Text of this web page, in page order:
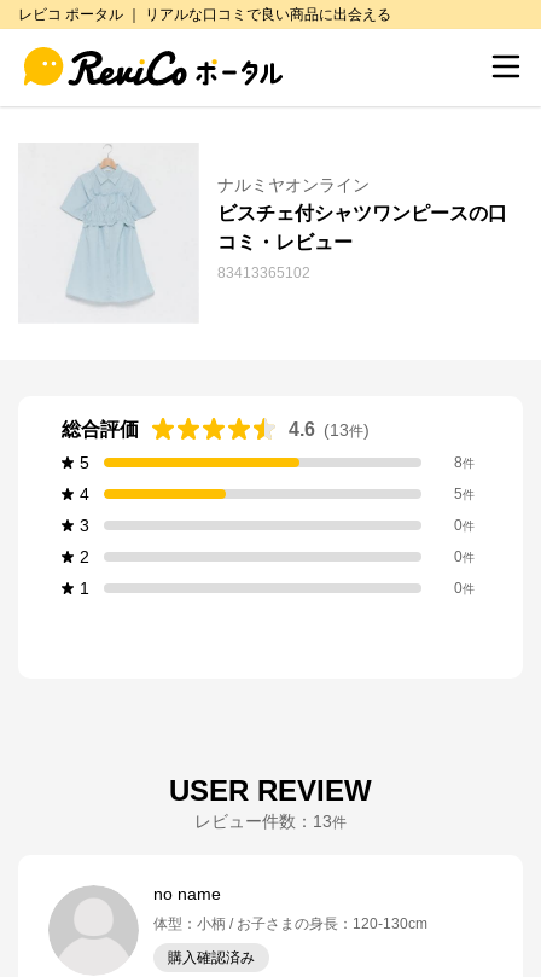
レビコ ポータル ｜ リアルな口コミで良い商品に出会える
ナルミヤオンライン
ビスチェ付シャツワンピースの口
コミ・レビュー
83413365102
総合評価 4.6 (13件)
5
8件
4 5件
3 0件
2 0件
1 0件
USER REVIEW
レビュー件数： 13件
no name
体型 ： 小柄 お子さまの身長 ： 120-130cm
購入確認済み